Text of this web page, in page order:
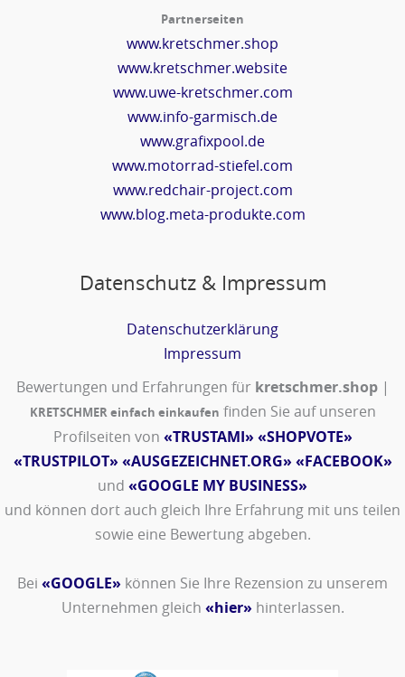
Partnerseiten
www.kretschmer.shop
www.kretschmer.website
www.uwe-kretschmer.com
www.info-garmisch.de
www.grafixpool.de
www.motorrad-stiefel.com
www.redchair-project.com
www.blog.meta-produkte.com
Datenschutz & Impressum
Datenschutzerklärung
Impressum
Bewertungen und Erfahrungen für kretschmer.shop|
KRETSCHMER einfach einkaufen finden Sie auf unseren
Profilseiten von «TRUSTAMI» «SHOPVOTE»
«TRUSTPILOT» «AUSGEZEICHNET.ORG» «FACEBOOK»
und «GOOGLE MY BUSINESS»
und können dort auch gleich Ihre Erfahrung mit uns teilen
sowie eine Bewertung abgeben.
Bei «GOOGLE» können Sie Ihre Rezension zu unserem
Unternehmen gleich «hier» hinterlassen.